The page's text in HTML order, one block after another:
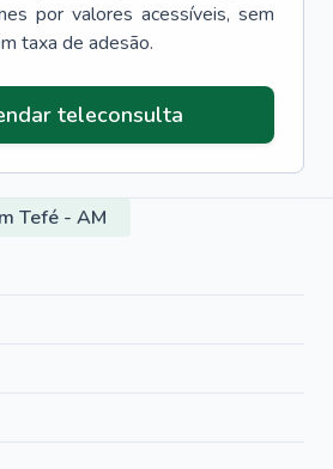
por valores acessíveis, sem
taxa de adesão.
teleconsulta
Tefé - AM